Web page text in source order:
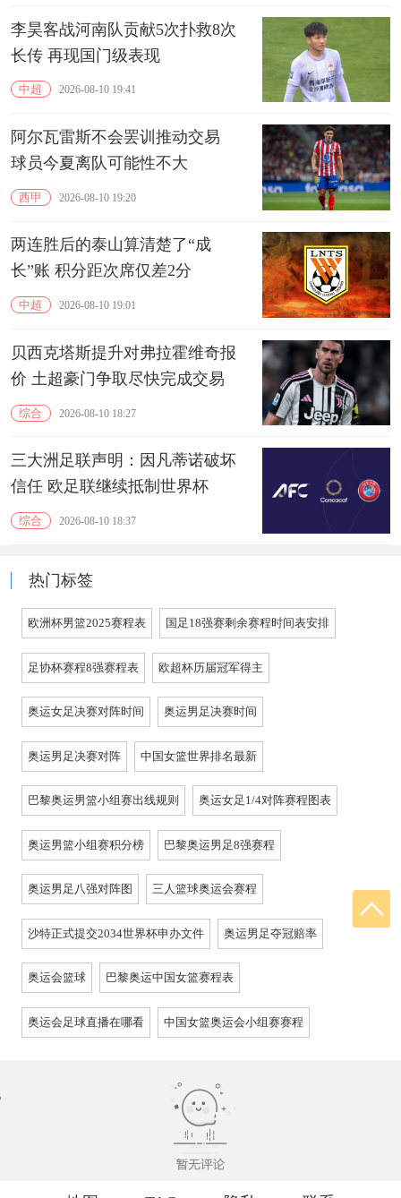
李昊客战河南队贡献5次扑救8次
长传 再现国门级表现
中超 2026-08-10 19:41
阿尔瓦雷斯不会罢训推动交易
球员今夏离队可能性不大
西甲 2026-08-10 19:20
两连胜后的泰山算清楚了“成
长”账 积分距次席仅差2分
中超 2026-08-10 19:01
贝西克塔斯提升对弗拉霍维奇报
价 土超豪门争取尽快完成交易
综合 2026-08-10 18:27
三大洲足联声明：因凡蒂诺破坏
信任 欧足联继续抵制世界杯
综合 2026-08-10 18:37
热门标签
欧洲杯男篮2025赛程表 国足18强赛剩余赛程时间表安排
足协杯赛程8强赛程表 欧超杯历届冠军得主
奥运女足决赛对阵时间 奥运男足决赛时间
奥运男足决赛对阵 中国女篮世界排名最新
巴黎奥运男篮小组赛出线规则 奥运女足1/4对阵赛程图表
奥运男篮小组赛积分榜 巴黎奥运男足8强赛程
奥运男足八强对阵图 三人篮球奥运会赛程
沙特正式提交2034世界杯申办文件 奥运男足夺冠赔率
奥运会篮球 巴黎奥运中国女篮赛程表
奥运会足球直播在哪看 中国女篮奥运会小组赛赛程